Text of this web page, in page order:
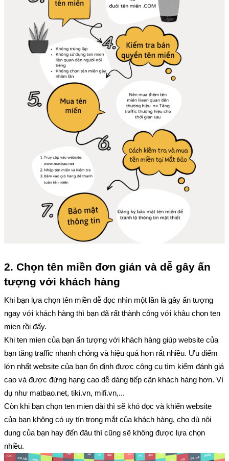
2. Chọn tên miền đơn giản và dễ gây ấn
tượng với khách hàng
Khi bạn lựa chọn tên miền dễ đọc nhìn một lần là gây ấn tượng
ngay với khách hàng thì bạn đã rất thành công với khâu chọn ten
mien rồi đấy.
Khi ten mien của bạn ấn tượng với khách hàng giúp website của
bạn tăng traffic nhanh chóng và hiệu quả hơn rất nhiều. Ưu điểm
lớn nhất website của bạn ổn định được công cụ tìm kiếm đánh giá
cao và được đứng hạng cao dễ dàng tiếp cận khách hàng hơn. Ví
dụ như matbao.net, tiki.vn, mifi.vn,...
Còn khi bạn chọn ten mien dài thì sẽ khó đọc và khiến website
của bạn không có uy tín trong mắt của khách hàng, cho dù nội
dung của bạn hay đến đâu thì cũng sẽ không được lựa chọn
nhiều.